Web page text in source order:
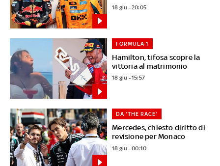
18 giu - 20:05
Hamilton, tifosa scopre la
vittoria al matrimonio
FORMULA 1
18 giu - 15:57
Mercedes, chiesto diritto di
revisione per Monaco
DA 'THE RACE'
18 giu - 00:10